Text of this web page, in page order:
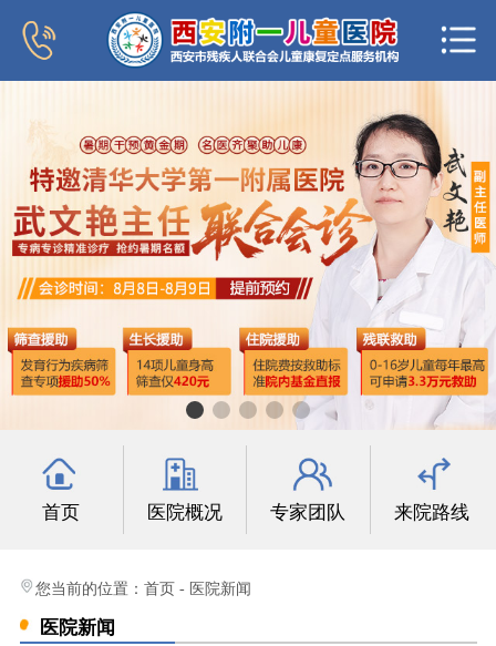
新闻中心
专家团队
科室导航
行为发育科
小儿内分泌科
光影纪实
首页 医院概况 专家团队 来院路线
您当前的位置： 首页 - 医院新闻
医院新闻